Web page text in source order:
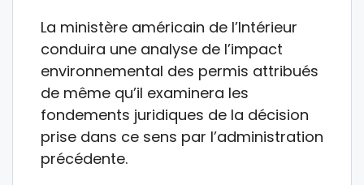
La ministère américain de l’Intérieur
conduira une analyse de l’impact
environnemental des permis attribués
de même qu’il examinera les
fondements juridiques de la décision
prise dans ce sens par l’administration
précédente.